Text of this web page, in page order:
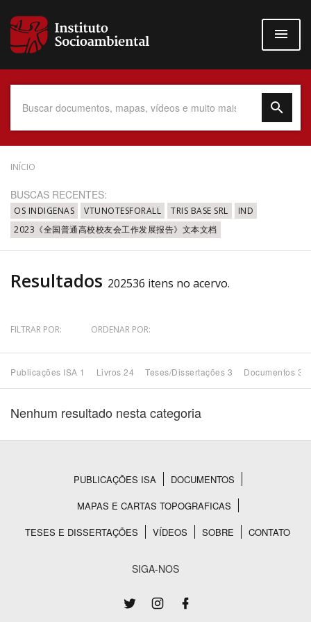
para
conteúdo
Data do Documento
Até
Tema
Subtema
BUSCAR
INÍCIO
BUSCAS RECENTES:
OS INDIGENAS VTUNOTESFORALL TRIS BASE SRL
IND
2023《全国普通高校校友会工作发展报告》文本文档
Resultados 202536 itens no acervo.
FILTRAR POR: ORDENAR POR:
Publicações ISA 1 Livros 24 Teses/Dissertações 3 Documentos
Nenhum resultado nesta categoria
Rodapé
PUBLICAÇÕES ISA
DOCUMENTOS
MAPAS E CARTAS TOPOGRAFICAS
TESES E DISSERTAÇÕES
VÍDEOS SOBRE CONTATO
SIGA-NOS